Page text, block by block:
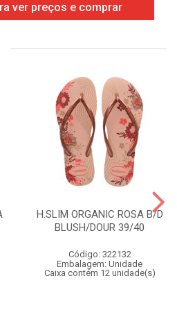
ver preços e comprar
H.SLIM ORGANIC ROSA B/D
BLUSH/DOUR 39/40
Código: 322132
Embalagem: Unidade
Caixa contém 12 unidade(s)